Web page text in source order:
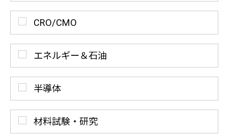
CRO/CMO
エネルギー＆石油
半導体
材料試験・研究